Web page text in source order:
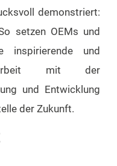
demonstriert:
setzen OEMs und
inspirierende und
mit der
und Entwicklung
der Zukunft.